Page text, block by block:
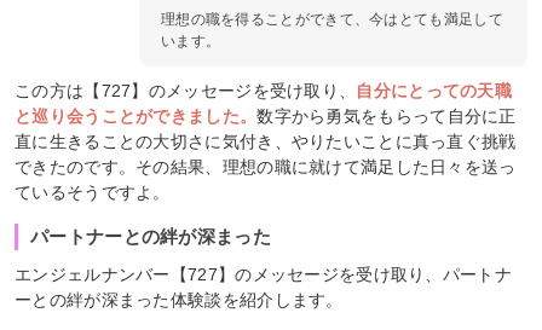
理想の職を得ることができて、今はとても満足して
います。
この方は【727】のメッセージを受け取り、
自分にとっての天職
と巡り会うことができました。数字から勇気をもらって自分に正
直に生きることの大切さに気付き、やりたいことに真っ直ぐ挑戦
できたのです。その結果、理想の職に就けて満足した日々を送っ
ているそうですよ。
パートナーとの絆が深まった
エンジェルナンバー【727】のメッセージを受け取り、パートナ
ーとの絆が深まった体験談を紹介します。